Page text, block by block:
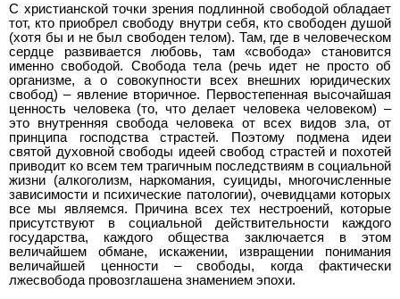
С христианской точки зрения подлинной свободой обладает
тот, кто приобрел свободу внутри себя, кто свободен душой
(хотя бы и не был свободен телом). Там, где в человеческом
сердце развивается любовь, там «свобода» становится
именно свободой. Свобода тела (речь идет не просто об
организме, а о совокупности всех внешних юридических
свобод) – явление вторичное. Первостепенная высочайшая
ценность человека (то, что делает человека человеком) –
это внутренняя свобода человека от всех видов зла, от
принципа господства страстей. Поэтому подмена идеи
святой духовной свободы идеей свобод страстей и похотей
приводит ко всем тем трагичным последствиям в социальной
жизни (алкоголизм, наркомания, суициды, многочисленные
зависимости и психические патологии), очевидцами которых
все мы являемся. Причина всех тех нестроений, которые
присутствуют в социальной действительности каждого
государства, каждого общества заключается в этом
величайшем обмане, искажении, извращении понимания
величайшей ценности – свободы, когда фактически
лжесвобода провозглашена знамением эпохи.